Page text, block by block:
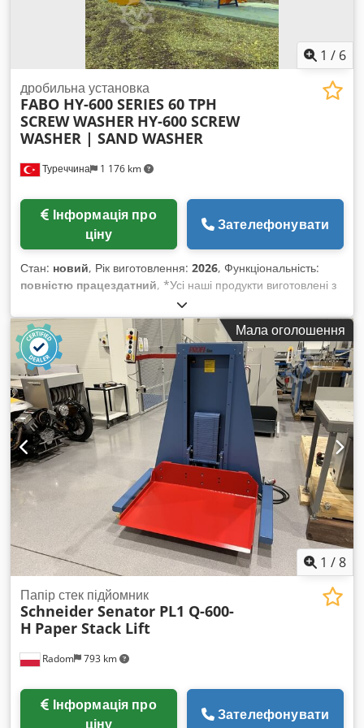
1 / 6
Туреччина 1 176 km
дробильна установка
FABO HY-600 SERIES 60 TPH
SCREW WASHER HY-600 SCREW
WASHER | SAND WASHER
ціну
Зателефонувати
Стан: новий, Рік виготовлення: 2026, Функціональність:
повністю працездатний, *Усі наші продукти виготовлені з
турботою та мають гарантію 1 рік! *Монтаж і навчання
оператора БЕЗКОШТОВНО • Модель: FABO HY-600 • Тип:
Подвійна гвинтова мийка (Double Helix Screw Washer) •
Продуктивність: 60 тонн на годину • Габарити: 1400 x 6650 x
1800 мм • Розмір гвинта: Ø 600x6000 мм • Швидкість: 22 об/
хв • Двигун: 2 x 5,5 кВт, підвищеної міцності Gamak •
Споживання води: 55-205 м³ Dkodpfxjy H Aizj Aayor • В
комплекті шасі, двигун та захисні кожухи. ЗА ДОДАТКОВОЮ
ІНФОРМАЦІЄЮ ЗВЕРТАЙТЕСЯ ДО НАС ТЕЛЕФОНОМ!
Мала оголошення
1 /8
Radom 793 km
Папір стек підйомник
Schneider Senator PL1 Q-600-
H Paper Stack Lift
ціну
Зателефонувати